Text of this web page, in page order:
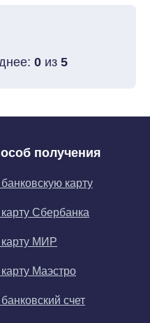
0из 5
получения
карту
Сбербанка
МИР
Маэстро
счет